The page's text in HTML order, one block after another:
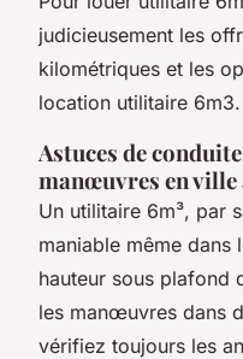
judicieusement les
kilométriques et les
location utilitaire 6m3.
Astuces de
manœuvres en ville
Un utilitaire 6m³, par
maniable même dans
hauteur sous plafond
les manœuvres dans
vérifiez toujours les